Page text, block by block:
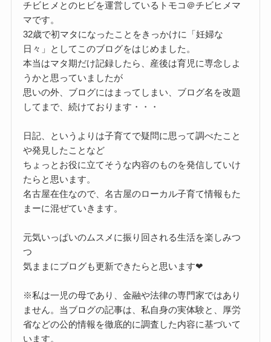
チビヒメとのヒビを運営しているトモコ＠チビヒメマ
マです。
32歳で初マタになったことをきっかけに「妊婦な
日々」としてこのブログをはじめました。
本当はマタ期だけ記録したら、産後は育児に専念しよ
うかと思っていましたが
思いの外、ブログにはまってしまい、ブログ名を改題
してまで、続けております・・・
日記、というよりは子育てで疑問に思って調べたこと
や発見したことなど
ちょっとお役に立てそうな内容のものを発信していけ
たらと思います。
名古屋在住なので、名古屋のローカル子育て情報もた
まーに混ぜていきます。
元気いっぱいのムスメに振り回される生活を楽しみつ
つ
気ままにブログも更新できたらと思います❤
※私は一児の母であり、金融や法律の専門家ではあり
ません。当ブログの記事は、私自身の実体験と、厚労
省などの公的情報を徹底的に調査した内容に基づいて
います。